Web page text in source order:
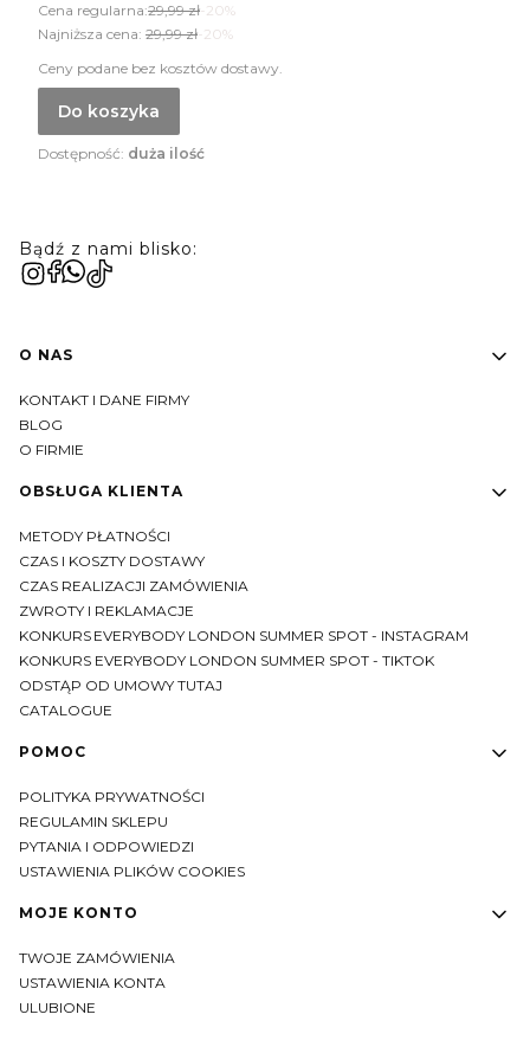
Cena regularna:29,99 zł-20%
Najniższa cena: 29,99 zł-20%
Ceny podane bez kosztów dostawy.
Do koszyka
Dostępność: duża ilość
Bądź z nami blisko:
Linki w stopce
O NAS
KONTAKT I DANE FIRMY
BLOG
O FIRMIE
OBSŁUGA KLIENTA
METODY PŁATNOŚCI
CZAS I KOSZTY DOSTAWY
CZAS REALIZACJI ZAMÓWIENIA
ZWROTY I REKLAMACJE
KONKURS EVERYBODY LONDON SUMMER SPOT - INSTAGRAM
KONKURS EVERYBODY LONDON SUMMER SPOT - TIKTOK
ODSTĄP OD UMOWY TUTAJ
CATALOGUE
POMOC
POLITYKA PRYWATNOŚCI
REGULAMIN SKLEPU
PYTANIA I ODPOWIEDZI
USTAWIENIA PLIKÓW COOKIES
MOJE KONTO
TWOJE ZAMÓWIENIA
USTAWIENIA KONTA
ULUBIONE